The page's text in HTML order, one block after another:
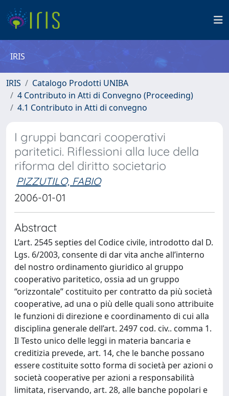
IRIS
IRIS
Catalogo Prodotti UNIBA
4 Contributo in Atti di Convegno (Proceeding)
4.1 Contributo in Atti di convegno
I gruppi bancari cooperativi
paritetici. Riflessioni alla luce della
riforma del diritto societario
PIZZUTILO, FABIO
2006-01-01
Abstract
L’art. 2545 septies del Codice civile, introdotto dal D.
Lgs. 6/2003, consente di dar vita anche all’interno
del nostro ordinamento giuridico al gruppo
cooperativo paritetico, ossia ad un gruppo
“orizzontale” costituito per contratto da più società
cooperative, ad una o più delle quali sono attribuite
le funzioni di direzione e coordinamento di cui alla
disciplina generale dell’art. 2497 cod. civ.. comma 1.
Il Testo unico delle leggi in materia bancaria e
creditizia prevede, art. 14, che le banche possano
essere costituite sotto forma di società per azioni o
società cooperative per azioni a responsabilità
limitata, riservando, art. 28, alle banche popolari e